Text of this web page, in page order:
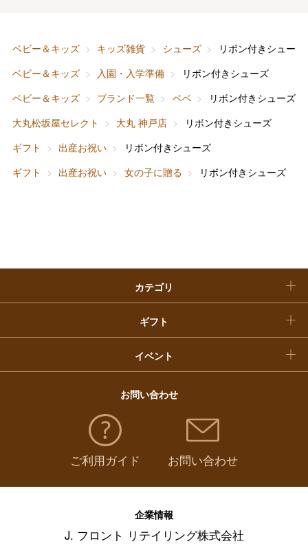
ベビー＆キッズ キッズ雑貨 シューズ
リボン付きシューズ
ベビー＆キッズ
入園・入学準備
リボン付きシューズ
ベビー＆キッズ
ブランド一覧 ベベ
リボン付きシューズ
大丸松坂屋セレクト
大丸 神戸店
リボン付きシューズ
ギフト
出産お祝い
リボン付きシューズ
ギフト
出産お祝い 女の子に贈る リボン付きシューズ
カテゴリ
ファッション
ホーム＆インテリア
ベビー＆キッズ
ギフト
出産内祝い
結婚内祝い
お香典返し
快気祝い
イベント
母の日
父の日
お中元
敬老の日
福袋
お問い合わせ
ご利用ガイド お問い合わせ
企業情報
J. フロント リテイリング株式会社